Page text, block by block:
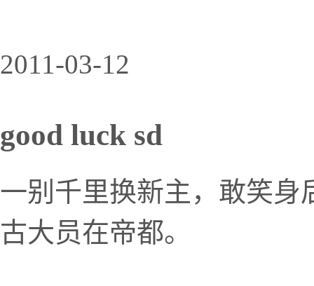
2011-03-12
good luck sd
一别千里换新主，敢笑身
古大员在帝都。